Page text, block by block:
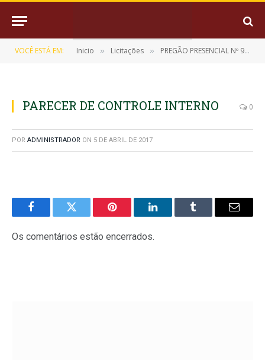
VOCÊ ESTÁ EM: Inicio » Licitações » PREGÃO PRESENCIAL Nº 9/2017-005
PARECER DE CONTROLE INTERNO 0
POR ADMINISTRADOR ON 5 DE ABRIL DE 2017
FacebookTwitter Pinterest LinkedInTumblr
E-
Os comentários estão encerrados.